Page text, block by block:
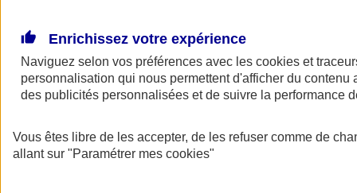
AXA Assurance
Enrichissez votre expérience
Naviguez selon vos préférences avec les cookies et
personnalisation qui nous permettent d'afficher du contenu
des publicités personnalisées et de suivre la performance
Vous êtes libre de les accepter, de les refuser comme de
allant sur "Paramétrer mes cookies"